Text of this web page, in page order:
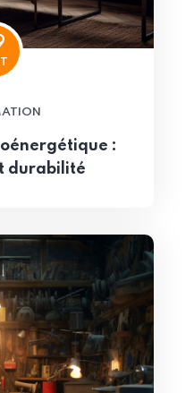
:
durabilité